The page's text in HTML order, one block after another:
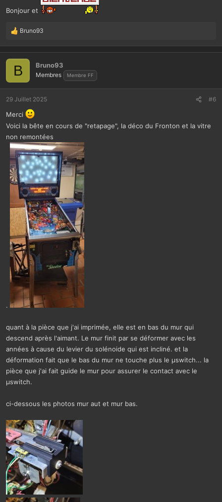
Bonjour et
L
s
r
c
t
o
n
:
Bruno93
B Bruno93
Membres Membre FF
29 Juillet 2025 #6
Merci
Voici la bête en cours de "retapage", la déco du Fronton et la vitre
non remontées
.
quant à la pièce que j'ai imprimée, elle est en bas du mur qui
descend après l'aimant. Le mur finit par se déformer avec les
années à cause du levier du solénoide qui est incliné. et la
déformation fait que le bas du mur ne touche plus le µswitch... la
pièce que j'ai fait guide le mur pour assurer le contact avec le
µswitch.
ci-dessous les photos mur aut et mur bas.